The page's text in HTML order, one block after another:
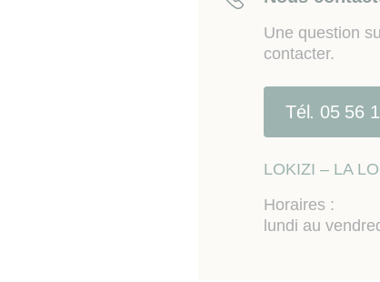
Une question
contacter.
Tél. 05 56
LOKIZI – LA
Horaires :
lundi au